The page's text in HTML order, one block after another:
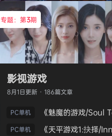
专题：第3期
影视游戏
8月1日更新 · 186篇文章
PC单机
PC单机